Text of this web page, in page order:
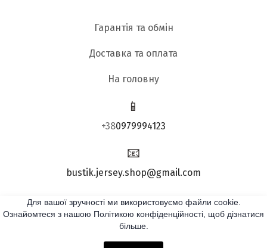
Гарантія та обмін
Доставка та оплата
На головну
📱
+380979994123
📧
bustik.jersey.shop@gmail.com
Підписатись:
Для вашої зручності ми використовуємо файли cookie.
Ознайомтеся з нашою Політикою конфіденційності, щоб дізнатися
більше.